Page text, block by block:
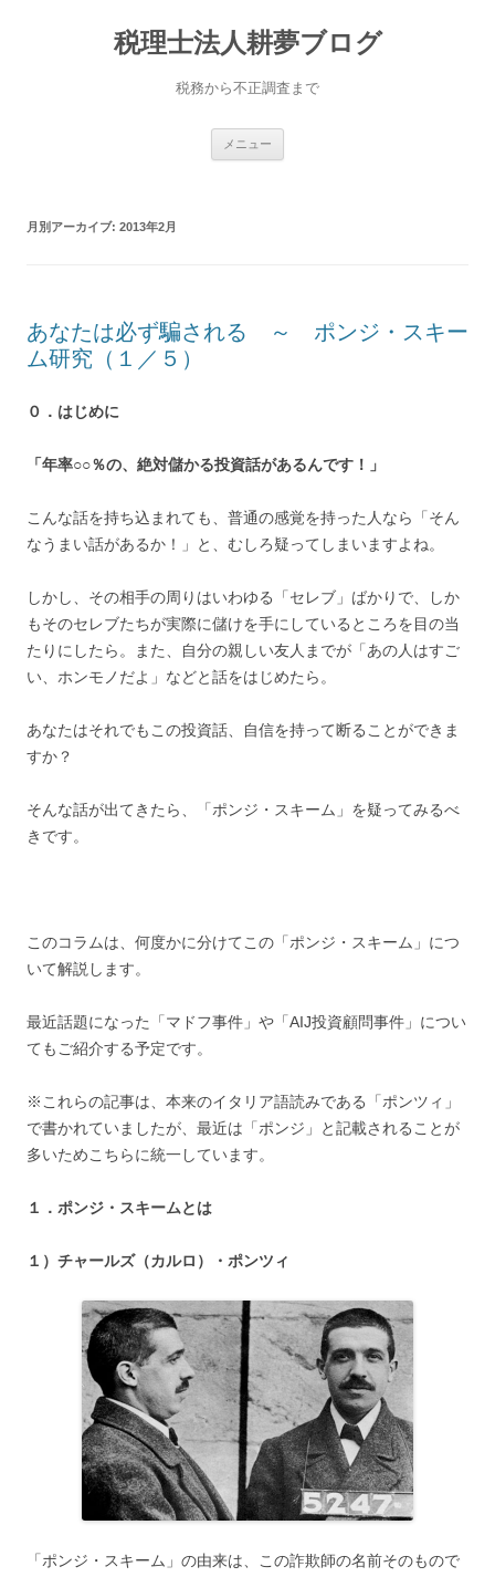
税理士法人耕夢ブログ
税務から不正調査まで
メニュー
月別アーカイブ: 2013年2月
あなたは必ず騙される ～ ポンジ・スキー
ム研究（１／５）
０．はじめに
「年率○○％の、絶対儲かる投資話があるんです！」
こんな話を持ち込まれても、普通の感覚を持った人なら「そん
なうまい話があるか！」と、むしろ疑ってしまいますよね。
しかし、その相手の周りはいわゆる「セレブ」ばかりで、しか
もそのセレブたちが実際に儲けを手にしているところを目の当
たりにしたら。また、自分の親しい友人までが「あの人はすご
い、ホンモノだよ」などと話をはじめたら。
あなたはそれでもこの投資話、自信を持って断ることができま
すか？
そんな話が出てきたら、「ポンジ・スキーム」を疑ってみるべ
きです。
このコラムは、何度かに分けてこの「ポンジ・スキーム」につ
いて解説します。
最近話題になった「マドフ事件」や「AIJ投資顧問事件」につい
てもご紹介する予定です。
※これらの記事は、本来のイタリア語読みである「ポンツィ」
で書かれていましたが、最近は「ポンジ」と記載されることが
多いためこちらに統一しています。
１．ポンジ・スキームとは
１）チャールズ（カルロ）・ポンツィ
「ポンジ・スキーム」の由来は、この詐欺師の名前そのもので